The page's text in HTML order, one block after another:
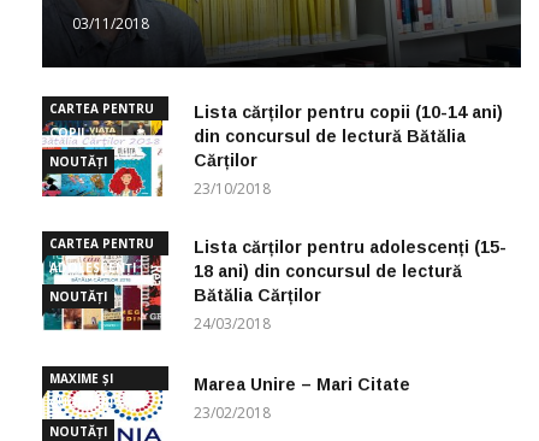
03/11/2018
CARTEA PENTRU
COPII
NOUTĂȚI
Lista cărților pentru copii (10-14 ani)
din concursul de lectură Bătălia
Cărților
23/10/2018
CARTEA PENTRU
ADOLESCENȚI
NOUTĂȚI
Lista cărților pentru adolescenți (15-
18 ani) din concursul de lectură
Bătălia Cărților
24/03/2018
MAXIME ȘI
CUGETĂRI
NOUTĂȚI
Marea Unire – Mari Citate
23/02/2018